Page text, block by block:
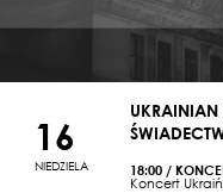
16
NIEDZIELA
UKRAINIAN
18:00 /
Koncert